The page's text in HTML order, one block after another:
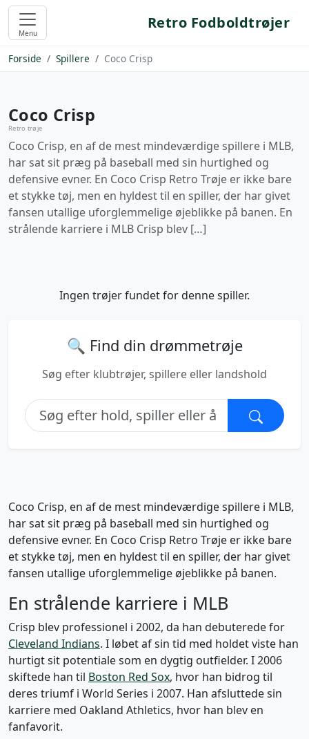
Menu
Retro Fodboldtrøjer
Forside Spillere Coco Crisp
Coco Crisp
Retro trøje
Coco Crisp, en af de mest mindeværdige spillere i MLB,
har sat sit præg på baseball med sin hurtighed og
defensive evner. En Coco Crisp Retro Trøje er ikke bare
et stykke tøj, men en hyldest til en spiller, der har givet
fansen utallige uforglemmelige øjeblikke på banen. En
strålende karriere i MLB Crisp blev […]
Ingen trøjer fundet for denne spiller.
🔍 Find din drømmetrøje
Søg efter klubtrøjer, spillere eller landshold
Coco Crisp, en af de mest mindeværdige spillere i MLB,
har sat sit præg på baseball med sin hurtighed og
defensive evner. En Coco Crisp Retro Trøje er ikke bare
et stykke tøj, men en hyldest til en spiller, der har givet
fansen utallige uforglemmelige øjeblikke på banen.
En strålende karriere i MLB
Crisp blev professionel i 2002, da han debuterede for
Cleveland Indians. I løbet af sin tid med holdet viste han
hurtigt sit potentiale som en dygtig outfielder. I 2006
skiftede han til Boston Red Sox, hvor han bidrog til
deres triumf i World Series i 2007. Han afsluttede sin
karriere med Oakland Athletics, hvor han blev en
fanfavorit.